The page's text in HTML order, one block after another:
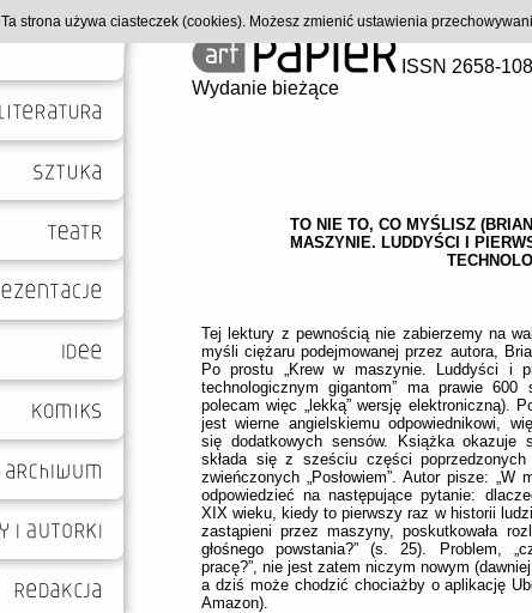
ISSN 2658-
Wydanie bieżące
TO NIE TO, CO MYŚLISZ
MASZYNIE. LUDDYŚCI I
Tej lektury z pewnością nie zabierzemy na
myśli ciężaru podejmowanej przez autora,
Po prostu „Krew w maszynie. Luddyści i
technologicznym gigantom” ma prawie 600
polecam więc „lekką” wersję elektroniczną).
jest wierne angielskiemu odpowiednikowi,
się dodatkowych sensów. Książka okazuje
składa się z sześciu części poprzedzonych
zwieńczonych „Posłowiem”. Autor pisze:
odpowiedzieć na następujące pytanie:
XIX wieku, kiedy to pierwszy raz w historii
zastąpieni przez maszyny, poskutkowała
głośnego powstania?” (s. 25). Problem,
pracę?”, nie jest zatem niczym nowym
a dziś może chodzić chociażby o aplikację
Amazon).
Ta strona używa ciasteczek (cookies). Możesz zmienić ustawienia